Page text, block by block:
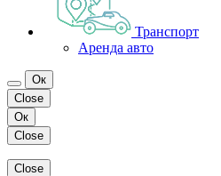
Транспорт
Аренда авто
Ок
Close
Ок
Close
Close